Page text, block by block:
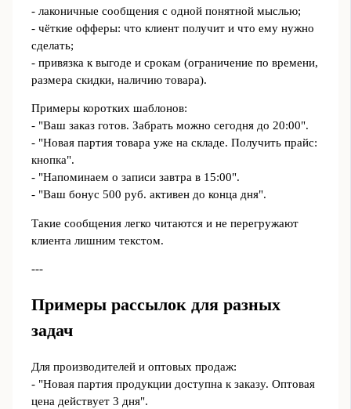
- лаконичные сообщения с одной понятной мыслью;
- чёткие офферы: что клиент получит и что ему нужно
сделать;
- привязка к выгоде и срокам (ограничение по времени,
размера скидки, наличию товара).
Примеры коротких шаблонов:
- "Ваш заказ готов. Забрать можно сегодня до 20:00".
- "Новая партия товара уже на складе. Получить прайс:
кнопка".
- "Напоминаем о записи завтра в 15:00".
- "Ваш бонус 500 руб. активен до конца дня".
Такие сообщения легко читаются и не перегружают
клиента лишним текстом.
---
Примеры рассылок для разных
задач
Для производителей и оптовых продаж:
- "Новая партия продукции доступна к заказу. Оптовая
цена действует 3 дня".